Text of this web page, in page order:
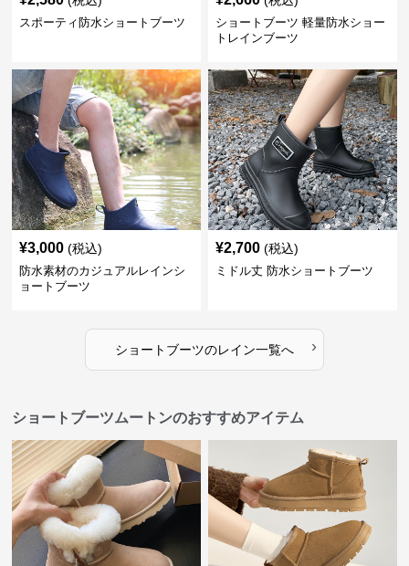
スポーティ防水ショートブーツ
ショートブーツ 軽量防水ショー
トレインブーツ
¥3,000 (税込)
防水素材のカジュアルレインシ
ョートブーツ
¥2,700 (税込)
ミドル丈 防水ショートブーツ
ショートブーツのレイン一覧へ ›
ショートブーツムートンのおすすめアイテム